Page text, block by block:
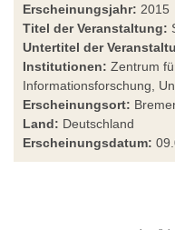
Erscheinungsjahr: 2015
Titel der Veranstaltung:
Untertitel der
Institutionen: Zentrum
Informationsforschung,
Erscheinungsort:
Land: Deutschland
Erscheinungsdatum: